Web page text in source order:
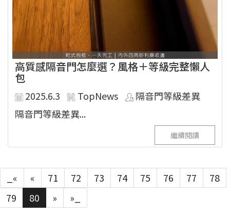
高質感隔音門怎麼選？風格＋等級完整懶人
包
2025.6.3 TopNews
隔音門等級差異
隔音門等級差異...
繼續閱讀
_« « 71 72 73 74 75 76 77
78
79
80 » »_